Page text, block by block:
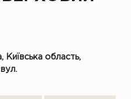
Київська область,